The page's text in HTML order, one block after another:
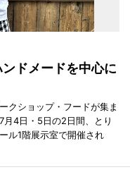
ドメードを中心に
クショップ・フードが集ま
月4日・5日の2日間、とり
ル1階展示室で開催され